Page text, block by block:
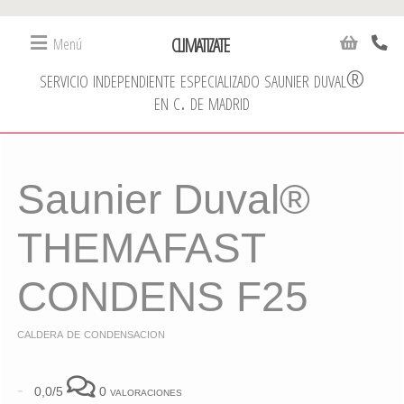
Menú CLIMATIZATE
servicio independiente especializado saunier duval®
en c. de madrid
Saunier Duval®
THEMAFAST
CONDENS F25
caldera de condensacion
- 0,0/5 0 valoraciones